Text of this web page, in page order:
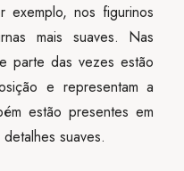
exemplo, nos figurinos
mais suaves. Nas
parte das vezes estão
e representam a
estão presentes em
suaves.